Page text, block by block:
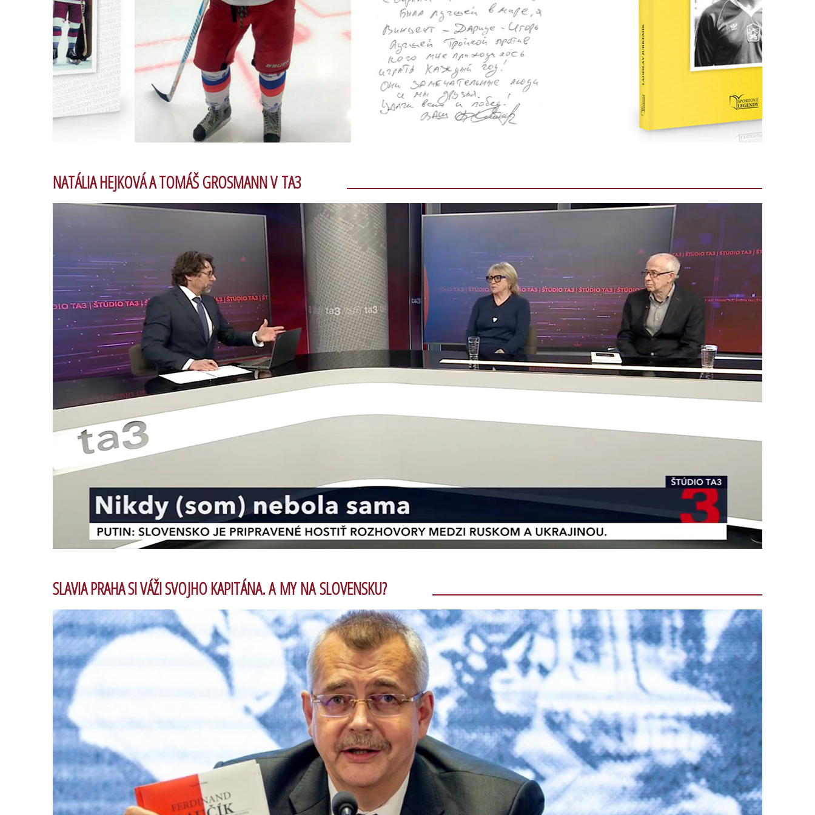
NATÁLIA HEJKOVÁ A TOMÁŠ GROSMANN V TA3
SLAVIA PRAHA SI VÁŽI SVOJHO KAPITÁNA. A MY NA SLOVENSKU?